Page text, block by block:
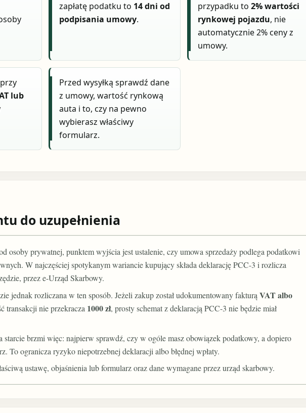
zapłatę podatku to 14 dni od
podpisania umowy.
przypadku to2% wartości
rynkowej pojazdu, nie
automatycznie 2% ceny z
umowy.
lub
Przed wysyłką sprawdź dane
z umowy, wartość rynkową
auta i to, czy na pewno
wybierasz właściwy
formularz.
do uzupełnienia
osoby prywatnej, punktem wyjścia jest ustalenie, czy umowa sprzedaży podlega podatkowi
W najczęściej spotykanym wariancie kupujący składa deklarację PCC-3 i rozlicza
przez e-Urząd Skarbowy.
jednak rozliczana w ten sposób. Jeżeli zakup został udokumentowany fakturąVAT albo
transakcji nie przekracza 1000 zł, prosty schemat z deklaracją PCC-3 nie będzie miał
starcie brzmi więc: najpierw sprawdź, czy w ogóle masz obowiązek podatkowy, a dopiero
To ogranicza ryzyko niepotrzebnej deklaracji albo błędnej wpłaty.
ustawę, objaśnienia lub formularz oraz dane wymagane przez urząd skarbowy.